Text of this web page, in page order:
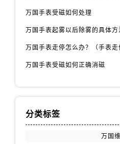
万国手表受磁如何处理
万国手表受磁如何正确消磁
分类标签
万国